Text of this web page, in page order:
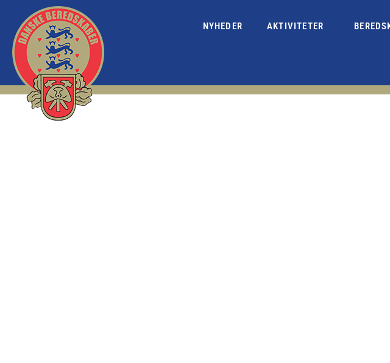
NYHEDER AKTIVITETER